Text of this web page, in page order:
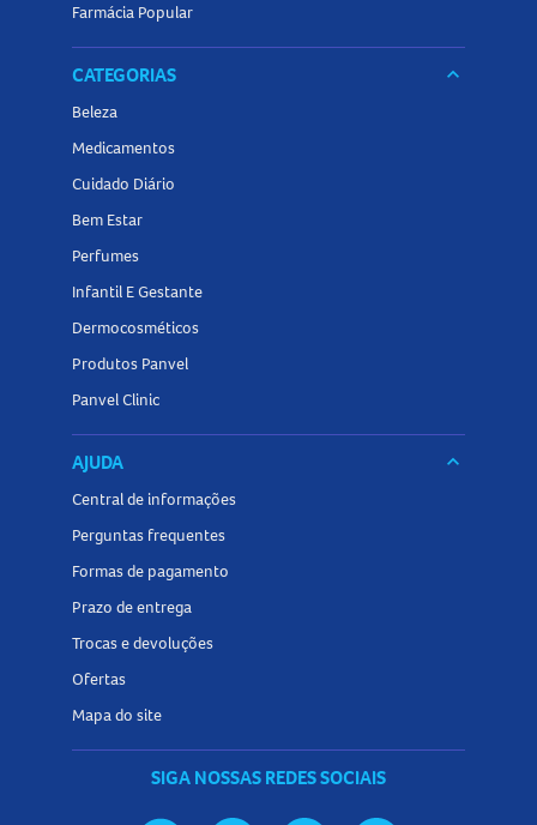
Farmácia Popular
CATEGORIAS keyboard_arrow_down
Beleza
Medicamentos
Cuidado Diário
Bem Estar
Perfumes
Infantil E Gestante
Dermocosméticos
Produtos Panvel
Panvel Clinic
AJUDA keyboard_arrow_down
Central de informações
Perguntas frequentes
Formas de pagamento
Prazo de entrega
Trocas e devoluções
Ofertas
Mapa do site
SIGA NOSSAS REDES SOCIAIS